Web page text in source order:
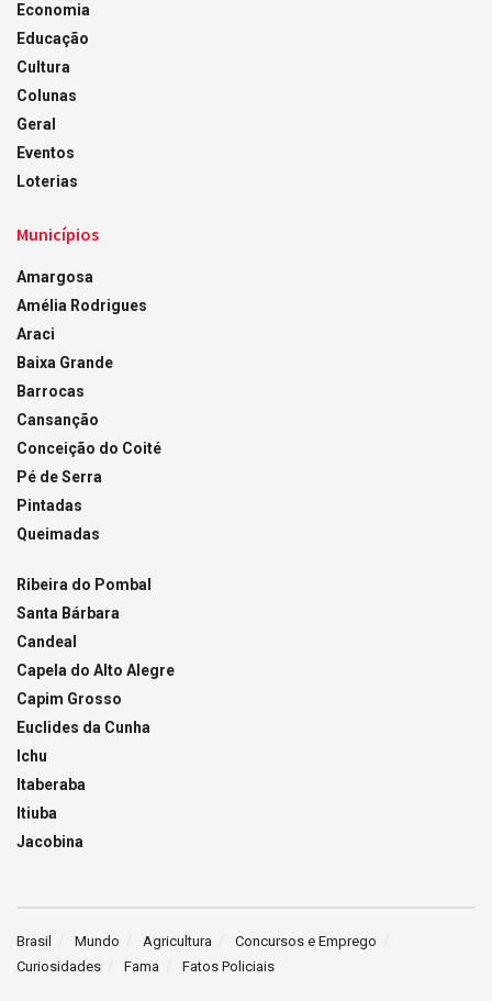
Economia
Educação
Cultura
Colunas
Geral
Eventos
Loterias
Municípios
Amargosa
Amélia Rodrigues
Araci
Baixa Grande
Barrocas
Cansanção
Conceição do Coité
Pé de Serra
Pintadas
Queimadas
Ribeira do Pombal
Santa Bárbara
Candeal
Capela do Alto Alegre
Capim Grosso
Euclides da Cunha
Ichu
Itaberaba
Itiuba
Jacobina
Brasil Mundo Agricultura
Concursos e Emprego
Curiosidades
Fama Fatos Policiais